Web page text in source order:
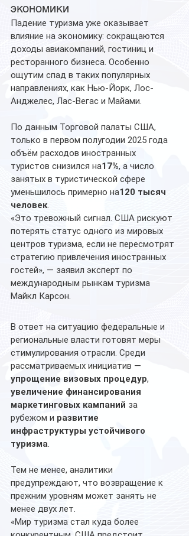
экономики
Падение туризма уже оказывает
влияние на экономику: сокращаются
доходы авиакомпаний, гостиниц и
ресторанного бизнеса. Особенно
ощутим спад в таких популярных
направлениях, как Нью-Йорк, Лос-
Анджелес, Лас-Вегас и Майами.
По данным Торговой палаты США,
только в первом полугодии 2025 года
объём расходов иностранных
туристов снизился на17%, а число
занятых в туристической сфере
уменьшилось примерно на120 тысяч
человек.
«Это тревожный сигнал. США рискуют
потерять статус одного из мировых
центров туризма, если не пересмотрят
стратегию привлечения иностранных
гостей», — заявил эксперт по
международным рынкам туризма
Майкл Карсон.
В ответ на ситуацию федеральные и
региональные власти готовят меры
стимулирования отрасли. Среди
рассматриваемых инициатив —
упрощение визовых процедур,
увеличение финансирования
маркетинговых кампаний за
рубежом и развитие
инфраструктуры устойчивого
туризма.
Тем не менее, аналитики
предупреждают, что возвращение к
прежним уровням может занять не
менее двух лет.
«Мир туризма стал куда более